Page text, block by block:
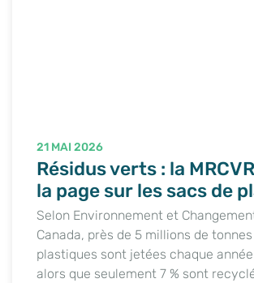
21 MAI 2026
Résidus verts : la
la page sur les sacs de
Selon Environnement et
Canada, près de 5 millions de
plastiques sont jetées chaque
alors que seulement 7 % sont